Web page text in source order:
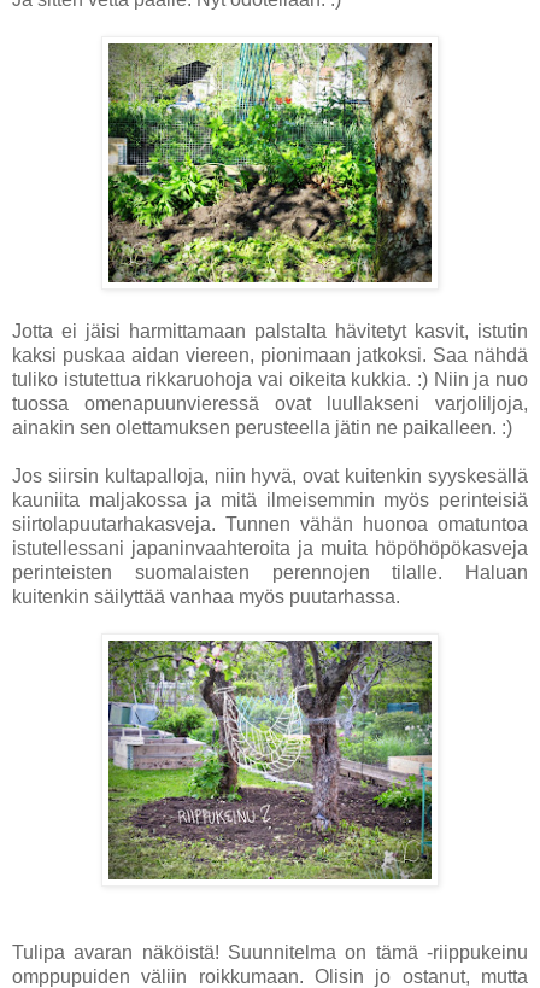
Jotta ei jäisi harmittamaan palstalta hävitetyt kasvit, istutin
kaksi puskaa aidan viereen, pionimaan jatkoksi. Saa nähdä
tuliko istutettua rikkaruohoja vai oikeita kukkia. :) Niin ja nuo
tuossa omenapuunvieressä ovat luullakseni varjoliljoja,
ainakin sen olettamuksen perusteella jätin ne paikalleen. :)
Jos siirsin kultapalloja, niin hyvä, ovat kuitenkin syyskesällä
kauniita maljakossa ja mitä ilmeisemmin myös perinteisiä
siirtolapuutarhakasveja. Tunnen vähän huonoa omatuntoa
istutellessani japaninvaahteroita ja muita höpöhöpökasveja
perinteisten suomalaisten perennojen tilalle. Haluan
kuitenkin säilyttää vanhaa myös puutarhassa.
Tulipa avaran näköistä! Suunnitelma on tämä -riippukeinu
omppupuiden väliin roikkumaan. Olisin jo ostanut, mutta